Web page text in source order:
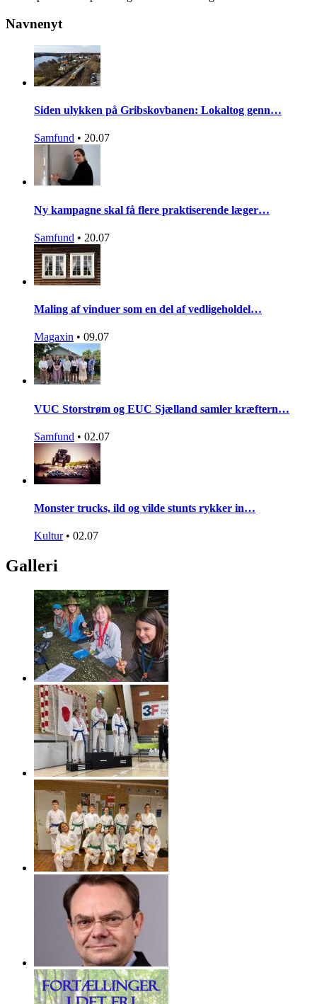
Navnenyt
Siden ulykken på Gribskovbanen: Lokaltog genn…
Samfund • 20.07
Ny kampagne skal få flere praktiserende læger…
Samfund • 20.07
Maling af vinduer som en del af vedligeholdel…
Magaxin • 09.07
VUC Storstrøm og EUC Sjælland samler kræftern…
Samfund • 02.07
Monster trucks, ild og vilde stunts rykker in…
Kultur • 02.07
Galleri